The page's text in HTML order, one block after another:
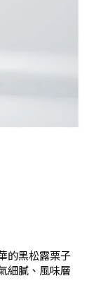
的黑松露栗子
細膩、風味層